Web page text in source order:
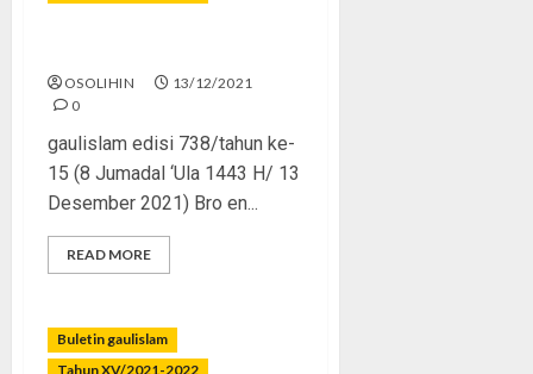
OSOLIHIN
13/12/2021
0
gaulislam edisi 738/tahun ke-
15 (8 Jumadal ‘Ula 1443 H/ 13
Desember 2021) Bro en...
READ MORE
Buletin gaulislam
Tahun XV/2021-2022